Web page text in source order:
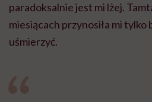
paradoksalnie jest mi lżej.
miesiącach przynosiła mi tylko
uśmierzyć.